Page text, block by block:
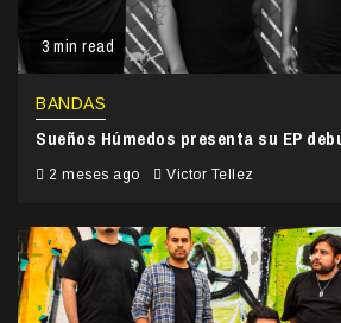
3 min read
BANDAS
Sueños Húmedos presenta su EP
2 meses ago Victor Tellez